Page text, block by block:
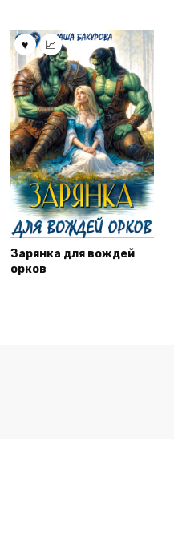
Зарянка для вождей
орков